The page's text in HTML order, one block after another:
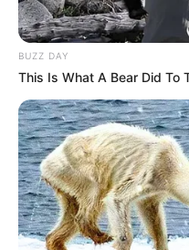
BUZZ DAY
This Is What A Bear Did To